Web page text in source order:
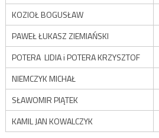
KOZIOŁ BOGUSŁAW
PAWEŁ ŁUKASZ ZIEMIAŃSKI
POTERA LIDIA i POTERA KRZYSZTOF
NIEMCZYK MICHAŁ
SŁAWOMIR PIĄTEK
KAMIL JAN KOWALCZYK